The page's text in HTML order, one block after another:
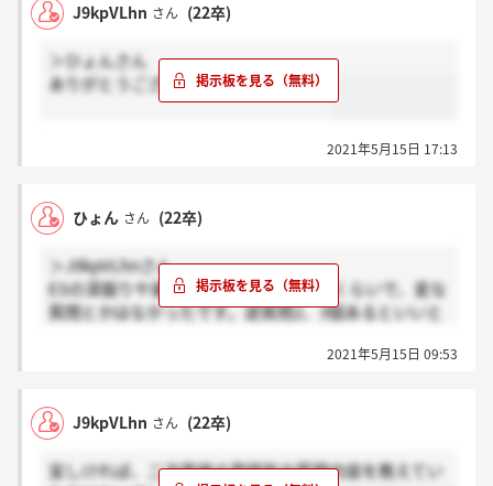
J9kpVLhn さん (22卒)
＞ひょんさん
ありがとうございます！頑張ります！
2021年5月15日 17:13
ひょん さん (22卒)
＞J9kpVLhnさん
ESの深掘りや基本的なことを聞かれるくらいで、変な
質問とかはなかったです。逆質問2、3個あるといいと
飾らず本音でハキハキと話せば受かると思います、頑
2021年5月15日 09:53
J9kpVLhn さん (22卒)
宜しければ、二次面接の雰囲気や質問内容を教えてい